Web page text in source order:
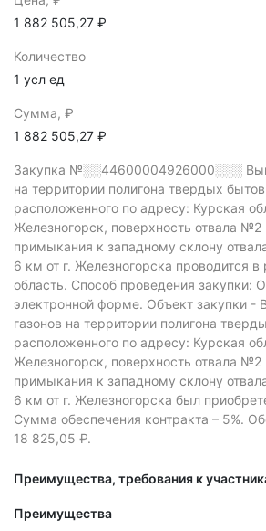
1 882 505,27 ₽
Количество
1 усл ед
Сумма, ₽
1 882 505,27 ₽
Закупка №░░44600004926000░░░
на территории полигона твердых
расположенного по адресу: Курская
Железногорск, поверхность отвала №2
примыкания к западному склону
6 км от г. Железногорска проводится в
область. Способ проведения закупки:
электронной форме. Объект закупки -
газонов на территории полигона
расположенного по адресу: Курская
Железногорск, поверхность отвала №2
примыкания к западному склону
6 км от г. Железногорска был
Сумма обеспечения контракта – 5%.
18 825,05 ₽.
Преимущества, требования к
Преимущества